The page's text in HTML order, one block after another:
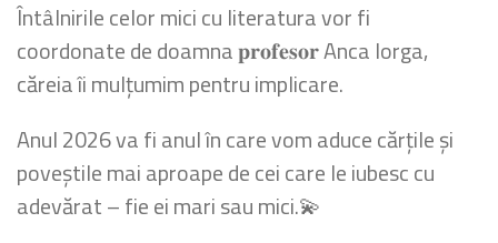
Întâlnirile celor mici cu literatura vor fi
coordonate de doamna 𝐩𝐫𝐨𝐟𝐞𝐬𝐨𝐫Anca Iorga,
căreia îi mulțumim pentru implicare.
Anul 2026 va fi anul în care vom aduce cărțile și
poveștile mai aproape de cei care le iubesc cu
adevărat – fie ei mari sau mici.💫